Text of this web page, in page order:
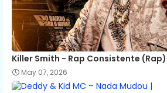
Killer Smith - Rap Consistente
May 07, 2026